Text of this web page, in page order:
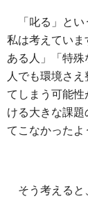
「叱る」と
私は考えてい
ある人」「特
人でも環境さ
てしまう可能
ける大きな課
てこなかったよ
そう考える